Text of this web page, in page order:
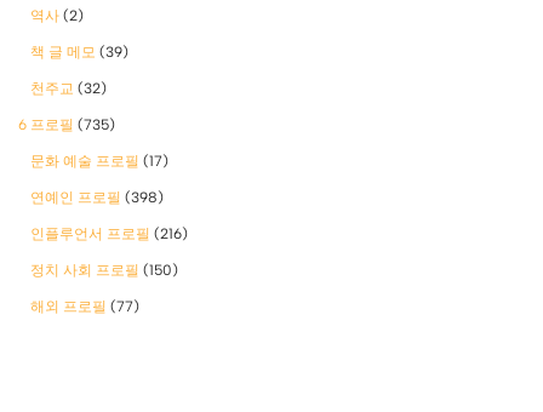
역사 (2)
책 글 메모 (39)
천주교 (32)
6 프로필 (735)
문화 예술 프로필 (17)
연예인 프로필 (398)
인플루언서 프로필 (216)
정치 사회 프로필 (150)
해외 프로필 (77)